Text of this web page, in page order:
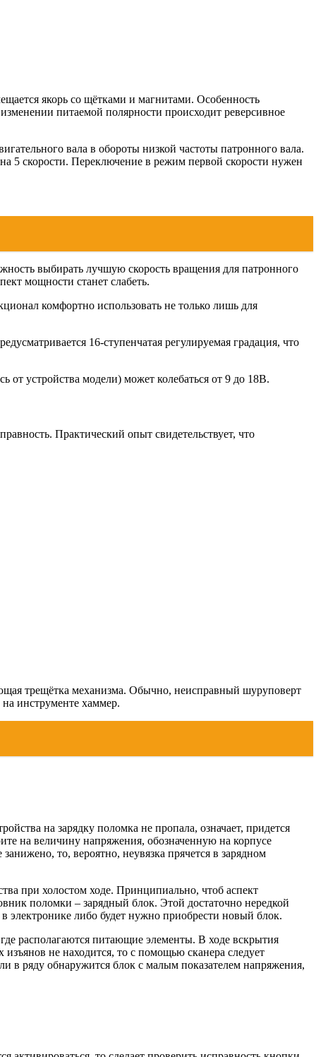
якорь со щётками и магнитами. Особенность
питаемой полярности происходит реверсивное
вала в обороты низкой частоты патронного вала.
5 скорости. Переключение в режим первой скорости нужен
выбирать лучшую скорость вращения для патронного
мощности станет слабеть.
комфортно использовать не только лишь для
16-ступенчатая регулируемая градация, что
от устройства модели) может колебаться от 9 до 18В.
Практический опыт свидетельствует, что
трещётка механизма. Обычно, неисправный шуруповерт
инструменте хаммер.
на зарядку поломка не пропала, означает, придется
на величину напряжения, обозначенную на корпусе
то, вероятно, неувязка прячется в зарядном
при холостом ходе. Принципиально, чтоб аспект
поломки – зарядный блок. Этой достаточно нередкой
электронике либо будет нужно приобрести новый блок.
располагаются питающие элементы. В ходе вскрытия
не находится, то с помощью сканера следует
в ряду обнаружится блок с малым показателем напряжения,